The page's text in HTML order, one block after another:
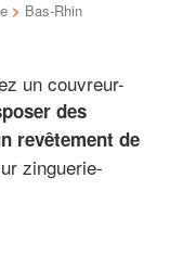
> Bas-Rhin
un couvreur-
des
revêtement de
zinguerie-